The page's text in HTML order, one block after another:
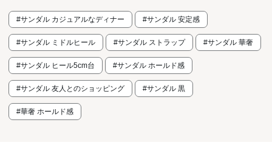
#サンダル カジュアルなディナー #サンダル 安定感
#サンダル ミドルヒール #サンダル ストラップ #サンダル 華奢
#サンダル ヒール5cm台 #サンダル ホールド感
#サンダル 友人とのショッピング #サンダル 黒
#華奢 ホールド感